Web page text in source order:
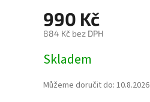
990 Kč
884 Kč bez DPH
cena:
Skladem
Můžeme doručit do: 10.8.2026